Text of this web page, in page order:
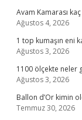
Avam Kamarası kaç
Ağustos 4, 2026
1 top kumaşın eni
Ağustos 3, 2026
1100 ölçekte neler
Ağustos 3, 2026
Ballon d’Or kimin
Temmuz 30, 2026